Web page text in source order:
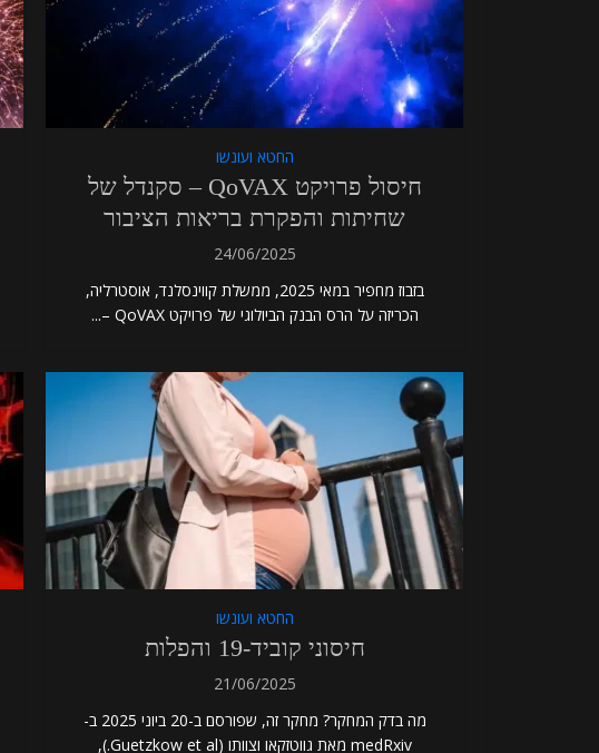
החטא ועונשו
חיסול פרויקט QoVAX – סקנדל של
שחיתות והפקרת בריאות הציבור
24/06/2025
בזבוז מחפיר במאי 2025, ממשלת קווינסלנד, אוסטרליה,
הכריזה על הרס הבנק הביולוגי של פרויקט QoVAX –...
החטא ועונשו
חיסוני קוביד-19 והפלות
21/06/2025
מה בדק המחקר? מחקר זה, שפורסם ב-20 ביוני 2025 ב-
medRxiv מאת גווטזקאו וצוותו (Guetzkow et al.),